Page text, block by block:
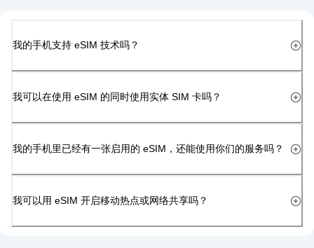
我的手机支持 eSIM 技术吗？
我可以在使用 eSIM 的同时使用实体 SIM 卡吗？
我的手机里已经有一张启用的 eSIM，还能使用你们的服务吗？
我可以用 eSIM 开启移动热点或网络共享吗？